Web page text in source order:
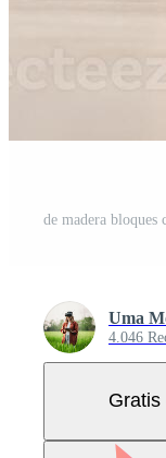
Uma
4.046
Gratis